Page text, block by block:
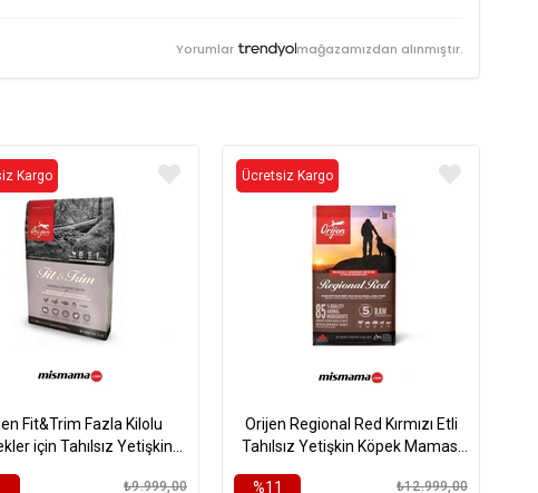
Yorumlar mağazamızdan alınmıştır.
Fit&Trim Fazla Kilolu
için Tahılsız Yetişkin
₺9.999,00
Kargo
Orijen Regional Red Kırmızı Etli
Tahılsız Yetişkin Köpek Maması
%11
₺12.999,00
Ücretsiz Kargo